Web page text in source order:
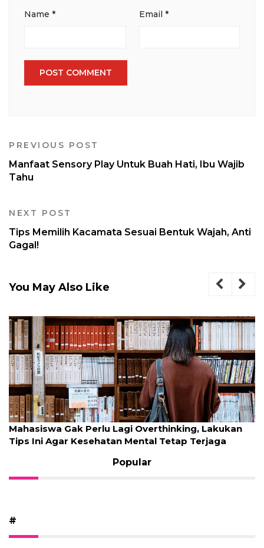
Name * Email *
PREVIOUS POST
Manfaat Sensory Play Untuk Buah Hati, Ibu Wajib
Tahu
NEXT POST
Tips Memilih Kacamata Sesuai Bentuk Wajah, Anti
Gagal!
You May Also Like
Mahasiswa Gak Perlu Lagi Overthinking, Lakukan
Tips Ini Agar Kesehatan Mental Tetap Terjaga
Popular
#